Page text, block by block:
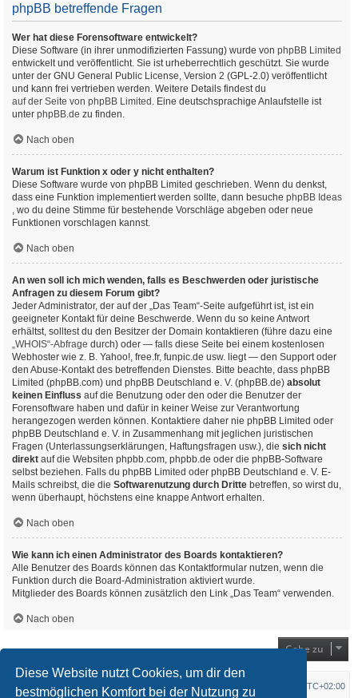
Diese Website nutzt Cookies, um dir den
bestmöglichen Komfort bei der Nutzung zu
phpBB betreffende Fragen
Wer hat diese Forensoftware entwickelt?
Diese Software (in ihrer unmodifizierten Fassung) wurde von phpBB Limited
entwickelt und veröffentlicht. Sie ist urheberrechtlich geschützt. Sie wurde
unter der GNU General Public License, Version 2 (GPL-2.0) veröffentlicht
und kann frei vertrieben werden. Weitere Details findest du
auf der Seite von phpBB Limited . Eine deutschsprachige Anlaufstelle ist
unter phpBB.de zu finden.
Nach oben
Warum ist Funktion x oder y nicht enthalten?
Diese Software wurde von phpBB Limited geschrieben. Wenn du denkst,
dass eine Funktion implementiert werden sollte, dann besuche phpBB Ideas
, wo du deine Stimme für bestehende Vorschläge abgeben oder neue
Funktionen vorschlagen kannst.
Nach oben
An wen soll ich mich wenden, falls es Beschwerden oder juristische
Anfragen zu diesem Forum gibt?
Jeder Administrator, der auf der „Das Team“-Seite aufgeführt ist, ist ein
geeigneter Kontakt für deine Beschwerde. Wenn du so keine Antwort
erhältst, solltest du den Besitzer der Domain kontaktieren (führe dazu eine
„WHOIS“-Abfrage durch) oder — falls diese Seite bei einem kostenlosen
Webhoster wie z. B. Yahoo!, free.fr, funpic.de usw. liegt — den Support oder
den Abuse-Kontakt des betreffenden Dienstes. Bitte beachte, dass phpBB
Limited (phpBB.com) und phpBB Deutschland e. V. (phpBB.de) absolut
keinen Einfluss auf die Benutzung oder den oder die Benutzer der
Forensoftware haben und dafür in keiner Weise zur Verantwortung
herangezogen werden können. Kontaktiere daher nie phpBB Limited oder
phpBB Deutschland e. V. in Zusammenhang mit jeglichen juristischen
Fragen (Unterlassungserklärungen, Haftungsfragen usw.), die sich nicht
direkt auf die Websiten phpbb.com, phpbb.de oder die phpBB-Software
selbst beziehen. Falls du phpBB Limited oder phpBB Deutschland e. V. E-
Mails schreibst, die die Softwarenutzung durch Dritte betreffen, so wirst du,
wenn überhaupt, höchstens eine knappe Antwort erhalten.
Nach oben
Wie kann ich einen Administrator des Boards kontaktieren?
Alle Benutzer des Boards können das Kontaktformular nutzen, wenn die
Funktion durch die Board-Administration aktiviert wurde.
Mitglieder des Boards können zusätzlich den Link „Das Team“ verwenden.
Nach oben
Gehe zu
Startseite Foren-Übersicht UTC+02:00